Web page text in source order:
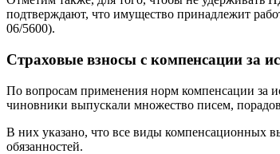
подтверждают, что имущество принадлежит
06/5600).
Страховые взносы с компенсации за
По вопросам применения норм компенсации за
чиновники выпускали множество писем,
В них указано, что все виды компенсационных
обязанностей.